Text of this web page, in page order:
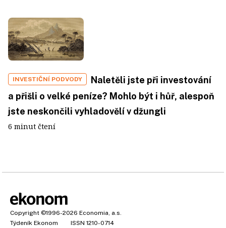
INVESTIČNÍ PODVODY
Naletěli jste při investování
a přišli o velké peníze? Mohlo být i hůř, alespoň
jste neskončili vyhladovělí v džungli
6 minut čtení
Copyright ©1996-2026 Economia, a.s.
Týdeník Ekonom
ISSN 1210-0714